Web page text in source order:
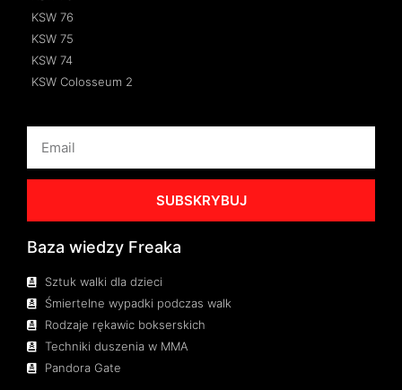
KSW 76
KSW 75
KSW 74
KSW Colosseum 2
SUBSKRYBUJ
Baza wiedzy Freaka
Sztuk walki dla dzieci
Śmiertelne wypadki podczas walk
Rodzaje rękawic bokserskich
Techniki duszenia w MMA
Pandora Gate